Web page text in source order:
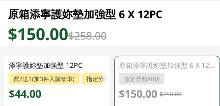
原箱添寧護妳墊加強型 6 X 12PC
$150.00$258.00
添寧護妳墊加強型 12PC
買2送1(加3件入購物車) 指定分類88折
$44.00
原箱添寧護妳墊加強型 6 X 12PC
指定分類88折
$150.00 $258.00